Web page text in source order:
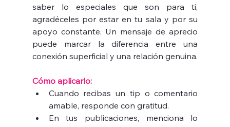
saber lo especiales que son para ti,
agradéceles por estar en tu sala y por su
apoyo constante. Un mensaje de aprecio
puede marcar la diferencia entre una
conexión superficial y una relación genuina.
Cómo aplicarlo:
Cuando recibas un tip o comentario
amable, responde con gratitud.
En tus publicaciones, menciona lo